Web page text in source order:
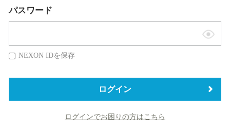
パスワード
表
替
NEXON IDを保存
ログイン
ログインでお困りの方はこちら